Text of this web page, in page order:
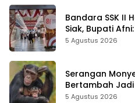
Bandara SSK II
Siak, Bupati
Sejarah Riau
5 Agustus 2026
Serangan
Bertambah Jadi
Video
5 Agustus 2026